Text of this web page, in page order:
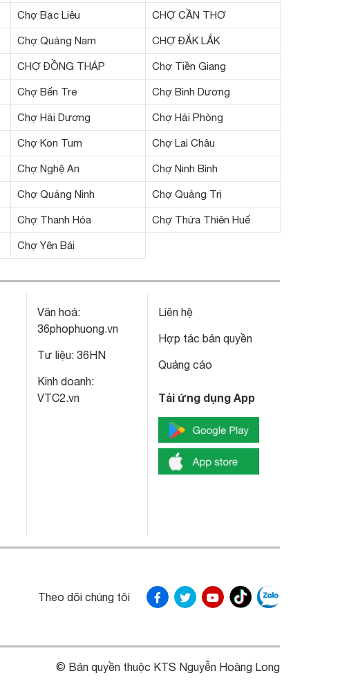
Chợ Bạc Liêu CHỢ CẦN THƠ
Chợ Quảng Nam CHỢ ĐẮK LẮK
CHỢ ĐỒNG THÁP Chợ Tiền Giang
Chợ Bến Tre Chợ Bình Dương
Chợ Hải Dương Chợ Hải Phòng
Chợ Kon Tum Chợ Lai Châu
Chợ Nghệ An Chợ Ninh Bình
Chợ Quảng Ninh Chợ Quảng Trị
Chợ Thanh Hóa Chợ Thừa Thiên Huế
Chợ Yên Bái
Văn hoá:
36phophuong.vn
Tư liệu: 36HN
Kinh doanh:
VTC2.vn
Liên hệ
Hợp tác bản quyền
Quảng cáo
Tải ứng dụng App
Theo dõi chúng tôi
© Bản quyền thuộc KTS Nguyễn Hoàng Long